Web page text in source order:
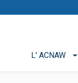
L' ACNAW